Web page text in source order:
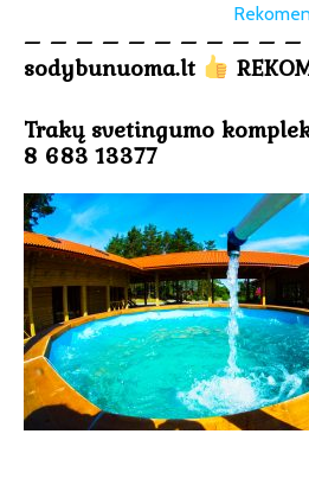
– – – – – – – – – – –
sodybunuoma.lt
Trakų svetingumo
8 683 13377